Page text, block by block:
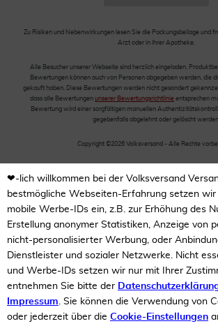
Zu Risiken und Nebenwirkungen lesen Sie die Packungsbeilage und
Arzt oder in Ihrer Apotheke.
Alle Besucher unserer Webseite sind herzlich eingeladen,
Bewertungen können auch von Personen abgegeben werden, die
gekauft haben. Diese Bewertungen werden nicht gesondert
dass alle Bewertungen unserer Bewertungsrichtlinie entsprechen
Bewertung wird einer sorgfältigen manuellen
gegebenfalls abgelehnt oder gelöscht
Copyright ©2026 Volksversand - Alle Rechte
❤-lich willkommen bei der Volksversand
bestmögliche Webseiten-Erfahrung setzen wir
mobile Werbe-IDs ein, z.B. zur Erhöhung des
Erstellung anonymer Statistiken, Anzeige von
nicht-personalisierter Werbung, oder
Dienstleister und sozialer Netzwerke. Nicht
und Werbe-IDs setzen wir nur mit Ihrer
entnehmen Sie bitte der
Impressum. Sie können die Verwendung von
oder jederzeit über die Cookie-Einstellungen